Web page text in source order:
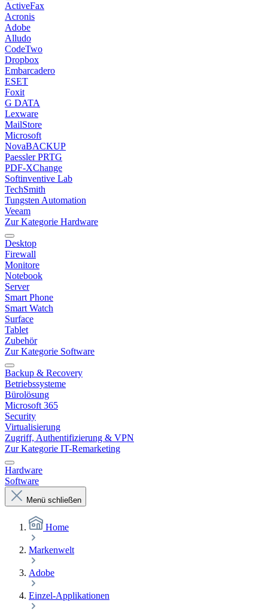
ActiveFax
Acronis
Adobe
Alludo
CodeTwo
Dropbox
Embarcadero
ESET
Foxit
G DATA
Lexware
MailStore
Microsoft
NovaBACKUP
Paessler PRTG
PDF-XChange
Softinventive Lab
TechSmith
Tungsten Automation
Veeam
Zur Kategorie Hardware
Desktop
Firewall
Monitore
Notebook
Server
Smart Phone
Smart Watch
Surface
Tablet
Zubehör
Zur Kategorie Software
Backup & Recovery
Betriebssysteme
Bürolösung
Microsoft 365
Security
Virtualisierung
Zugriff, Authentifizierung & VPN
Zur Kategorie IT-Remarketing
Hardware
Software
Menü schließen
Home
Markenwelt
Adobe
Einzel-Applikationen